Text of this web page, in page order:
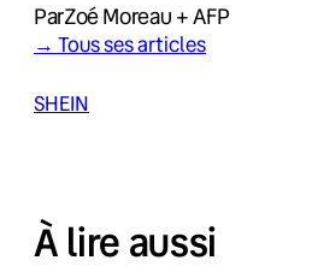
ParZoé Moreau + AFP
→ Tous ses articles
SHEIN
À lire aussi